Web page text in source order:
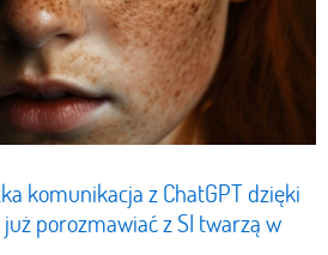
komunikacja z ChatGPT dzięki
już porozmawiać z SI twarzą w